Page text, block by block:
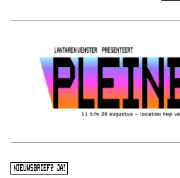
NIEUWSBRIEF? JA!